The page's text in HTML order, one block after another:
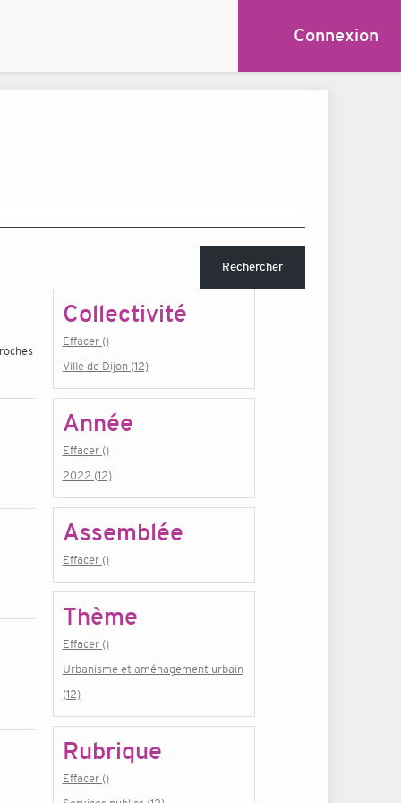
Connexion
Rechercher
Collectivité
Effacer ()
Ville de Dijon (12)
Année
Effacer ()
2022 (12)
Assemblée
Effacer ()
Thème
Effacer ()
Urbanisme et aménagement urbain
(12)
Rubrique
Effacer ()